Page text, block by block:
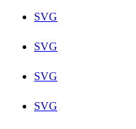
SVG
SVG
SVG
SVG